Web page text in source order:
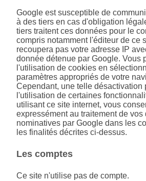
Google est susceptible de
à des tiers en cas d'obligation
tiers traitent ces données pour le
compris notamment l'éditeur de ce
recoupera pas votre adresse IP
donnée détenue par Google. Vous
l'utilisation de cookies en
paramètres appropriés de votre
Cependant, une telle désactivation
l'utilisation de certaines
utilisant ce site internet, vous
expressément au traitement de vos
nominatives par Google dans les
les finalités décrites ci-dessus.
Les comptes
Ce site n'utilise pas de compte.